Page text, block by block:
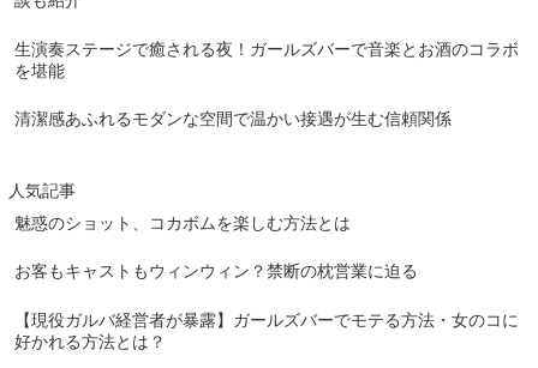
生演奏ステージで癒される夜！ガールズバーで音楽とお酒のコラボ
を堪能
清潔感あふれるモダンな空間で温かい接遇が生む信頼関係
人気記事
魅惑のショット、コカボムを楽しむ方法とは
お客もキャストもウィンウィン？禁断の枕営業に迫る
【現役ガルバ経営者が暴露】ガールズバーでモテる方法・女のコに
好かれる方法とは？